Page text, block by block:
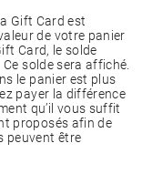
Gift Card est
de votre panier
Card, le solde
solde sera affiché.
le panier est plus
payer la différence
qu’il vous suffit
proposés afin de
peuvent être